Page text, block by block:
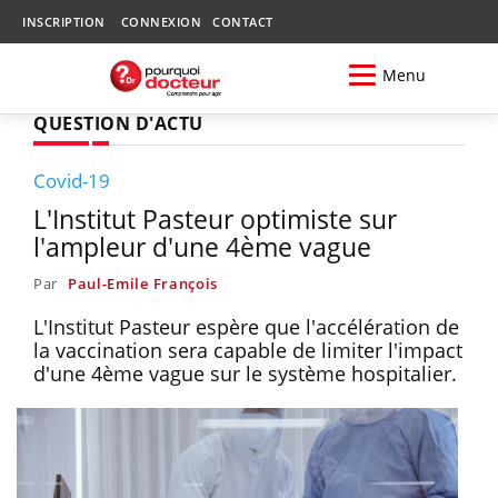
INSCRIPTION CONNEXION CONTACT
Menu
QUESTION D'ACTU
Covid-19
L'Institut Pasteur optimiste sur
l'ampleur d'une 4ème vague
Par Paul-Emile François
L'Institut Pasteur espère que l'accélération de
la vaccination sera capable de limiter l'impact
d'une 4ème vague sur le système hospitalier.